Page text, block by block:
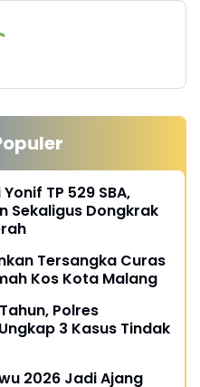
TP 529 SBA,
Sekaligus Dongkrak
Tersangka Curas
Kos Kota Malang
Polres
3 Kasus Tindak
2026 Jadi Ajang